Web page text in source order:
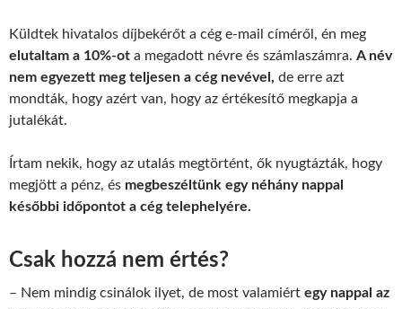
Küldtek hivatalos díjbekérőt a cég e-mail címéről, én meg
elutaltam a 10%-ot a megadott névre és számlaszámra. A név
nem egyezett meg teljesen a cég nevével, de erre azt
mondták, hogy azért van, hogy az értékesítő megkapja a
jutalékát.
Írtam nekik, hogy az utalás megtörtént, ők nyugtázták, hogy
megjött a pénz, és megbeszéltünk egy néhány nappal
későbbi időpontot a cég telephelyére.
Csak hozzá nem értés?
– Nem mindig csinálok ilyet, de most valamiért egy nappal az